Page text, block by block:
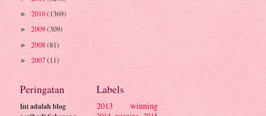
► 2010(1369)
► 2009(309)
► 2008 (81)
► 2007(11)
Peringatan
Ini adalah blog
Labels
2013 winning